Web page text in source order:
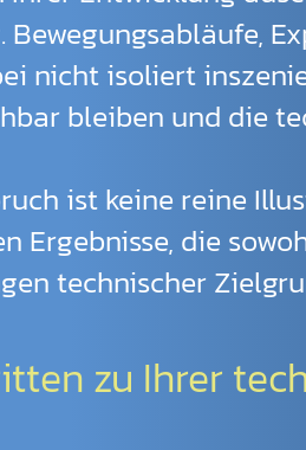
Bewegungsabläufe,
nicht isoliert
bleiben und die
ist keine reine
Ergebnisse, die
technischer
zu Ihrer